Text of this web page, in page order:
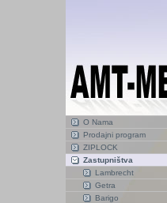
O Nama
Prodajni program
ZIPLOCK
Zastupništva
Lambrecht
Getra
Barigo